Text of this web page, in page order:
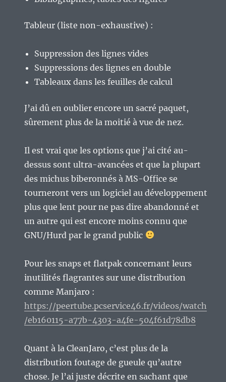
Tableur (liste non-exhaustive) :
Suppression des lignes vides
Suppressions des lignes en double
Tableaux dans les feuilles de calcul
J’ai dû en oublier encore un sacré paquet,
sûrement plus de la moitié à vue de nez.
Il est vrai que les options que j’ai cité au-
dessus sont ultra-avancées et que la plupart
des michus biberonnés à MS-Office se
tourneront vers un logiciel au développement
plus que lent pour ne pas dire abandonné et
un autre qui est encore moins connu que
GNU/Hurd par le grand public
Pour les snaps et flatpak concernant leurs
inutilités flagrantes sur une distribution
comme Manjaro :
https://peertube.pcservice46.fr/videos/watch
/eb160115-a77b-4303-a4fe-504f61d78db8
Quant à la CleanJaro, c’est plus de la
distribution foutage de gueule qu’autre
chose. Je l’ai juste décrite en sachant que